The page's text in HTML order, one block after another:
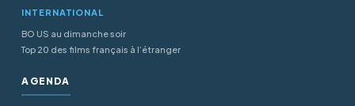
INTERNATIONAL
BO US au dimanche soir
Top 20 des films français à l’étranger
AGENDA